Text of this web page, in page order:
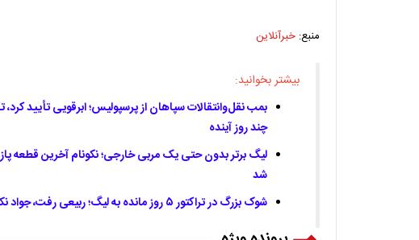
منبع: خبرآنلاین
بیشتر بخوانید:
بمب نقل‌وانتقالات سپاهان از پرسپولیس؛ ابرقویی تأیید
چند روز آینده
شد
شوک بزرگ در تراکتور ۵ روز مانده به لیگ؛ ربیعی رفت، جواد نکونام سرمربی شد